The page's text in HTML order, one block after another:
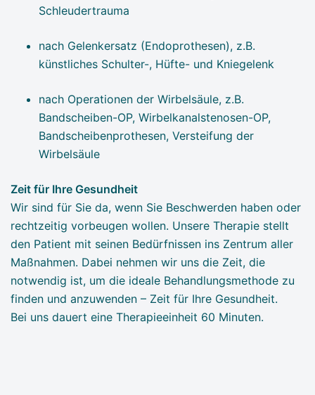
Schleudertrauma
nach Gelenkersatz (Endoprothesen), z.B.
künstliches Schulter-, Hüfte- und Kniegelenk
nach Operationen der Wirbelsäule, z.B.
Bandscheiben-OP, Wirbelkanalstenosen-OP,
Bandscheibenprothesen, Versteifung der
Wirbelsäule
Zeit für Ihre Gesundheit
Wir sind für Sie da, wenn Sie Beschwerden haben oder
rechtzeitig vorbeugen wollen. Unsere Therapie stellt
den Patient mit seinen Bedürfnissen ins Zentrum aller
Maßnahmen. Dabei nehmen wir uns die Zeit, die
notwendig ist, um die ideale Behandlungsmethode zu
finden und anzuwenden – Zeit für Ihre Gesundheit.
Bei uns dauert eine Therapieeinheit 60 Minuten.